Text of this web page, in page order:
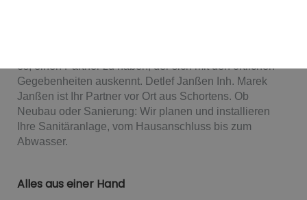
es, einen Partner zu haben, der sich mit den örtlichen
Gegebenheiten auskennt. Detlef Janßen Inh. Marek
Janßen ist Ihr Partner vor Ort aus Schortens. Ob
Neubau oder Sanierung: Wir planen und installieren
Ihre Sanitäranlage, vom Hausanschluss bis zum
Abwasser.
Alles aus einer Hand